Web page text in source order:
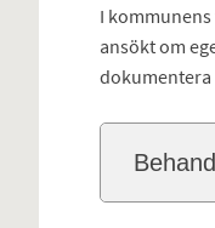
I
ansökt om